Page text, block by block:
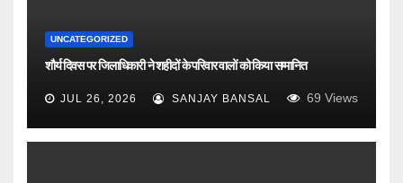
UNCATEGORIZED
शौर्य दिवस पर जिलाधिकारी ने शहीदों के परिवार वालों को किया सम्मानित
JUL 26, 2026 SANJAY BANSAL 69 Views